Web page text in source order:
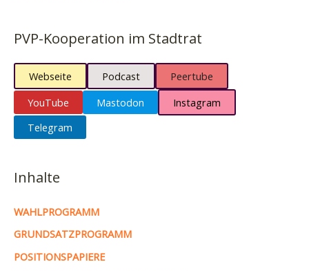
PVP-Kooperation im Stadtrat
Webseite Podcast
Peertube
YouTube
Mastodon
Instagram
Telegram
Inhalte
WAHLPROGRAMM
GRUNDSATZPROGRAMM
POSITIONSPAPIERE